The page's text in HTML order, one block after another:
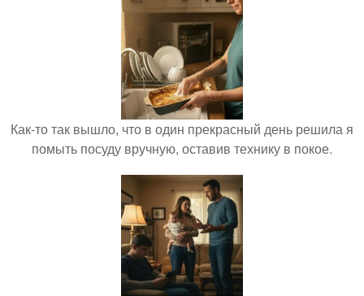
Как-то так вышло, что в один прекрасный день решила я
помыть посуду вручную, оставив технику в покое.